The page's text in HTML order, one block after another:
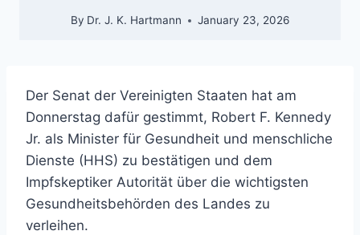
By Dr. J. K. Hartmann January 23, 2026
Der Senat der Vereinigten Staaten hat am
Donnerstag dafür gestimmt, Robert F. Kennedy
Jr. als Minister für Gesundheit und menschliche
Dienste (HHS) zu bestätigen und dem
Impfskeptiker Autorität über die wichtigsten
Gesundheitsbehörden des Landes zu
verleihen.